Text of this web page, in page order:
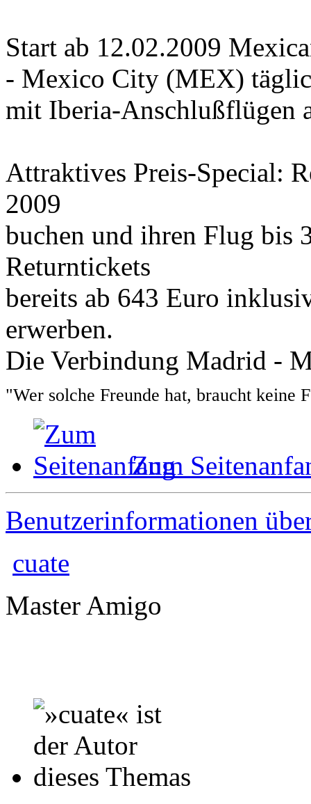
Start ab 12.02.2009
- Mexico City (MEX)
mit Iberia-Anschlußflügen
Attraktives Preis-Special:
2009
buchen und ihren Flug bis
Returntickets
bereits ab 643 Euro
erwerben.
Die Verbindung Madrid -
"Wer solche Freunde hat, braucht keine
Zum
Benutzerinformationen
cuate
Master Amigo